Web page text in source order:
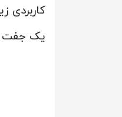
کاربردی
یک جفت